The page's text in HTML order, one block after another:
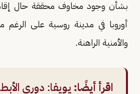
بشأن وجود مخاوف محققة حال
أوروبا في مدينة روسية على الرغم
والأمنية الراهنة.
اقرأ أيضًا: يويفا: دوري